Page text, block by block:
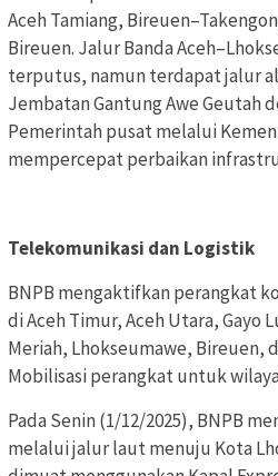
Aceh Tamiang,
Bireuen. Jalur Banda
terputus, namun terdapat jalur
Jembatan Gantung Awe Geutah
Pemerintah pusat melalui
mempercepat perbaikan
Telekomunikasi dan Logistik
BNPB mengaktifkan perangkat
di Aceh Timur, Aceh Utara, Gayo
Meriah, Lhokseumawe, Bireuen,
Mobilisasi perangkat untuk
Pada Senin (1/12/2025), BNPB
melalui jalur laut menuju Kota